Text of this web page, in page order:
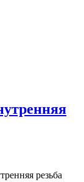
резьба